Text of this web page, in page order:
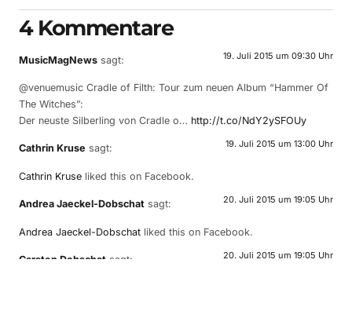
4 Kommentare
MusicMagNews sagt: 19. Juli 2015 um 09:30 Uhr
@venuemusic Cradle of Filth: Tour zum neuen Album “Hammer Of
The Witches”:
Der neuste Silberling von Cradle o… http://t.co/NdY2ySFOUy
Cathrin Kruse sagt: 19. Juli 2015 um 13:00 Uhr
Cathrin Kruse liked this on Facebook.
Andrea Jaeckel-Dobschat sagt: 20. Juli 2015 um 19:05 Uhr
Andrea Jaeckel-Dobschat liked this on Facebook.
Carsten Dobschat sagt: 20. Juli 2015 um 19:05 Uhr